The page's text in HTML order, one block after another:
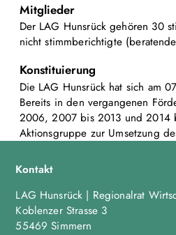
Mitglieder
Der LAG Hunsrück gehören 30
nicht stimmberichtigte
Konstituierung
Die LAG Hunsrück hat sich am
Bereits in den vergangenen
2006, 2007 bis 2013 und 2014
Aktionsgruppe zur Umsetzung
Kontakt
LAG Hunsrück | Regionalrat
Koblenzer Strasse 3
55469 Simmern